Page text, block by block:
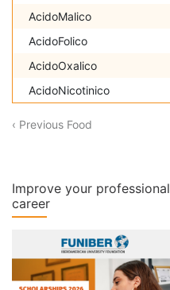
AcidoMalico
AcidoFolico
AcidoOxalico
AcidoNicotinico
‹ Previous Food
Improve your professional
career